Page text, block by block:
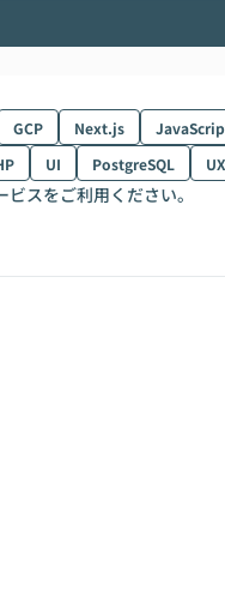
GCP Next.js
UI PostgreSQL UX
スをご利用ください。